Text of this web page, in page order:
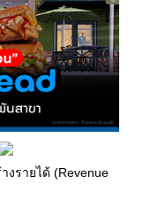
งรายได้ (Revenue